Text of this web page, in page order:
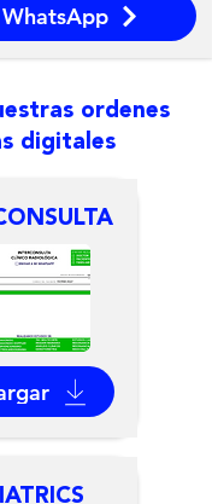
ordenes
digitales